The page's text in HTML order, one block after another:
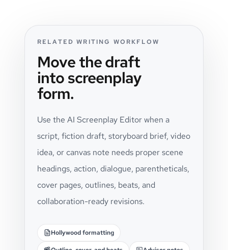
RELATED WRITING WORKFLOW
Move the draft
into screenplay
form.
Use the AI Screenplay Editor when a
script, fiction draft, storyboard brief, video
idea, or canvas note needs proper scene
headings, action, dialogue, parentheticals,
cover pages, outlines, beats, and
collaboration-ready revisions.
Hollywood formatting